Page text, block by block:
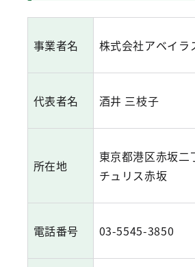
事業者名 株式会社アベイラ
代表者名 酒井 三枝子
所在地
東京都港区赤坂二
チュリス赤坂
電話番号 03-5545-3850